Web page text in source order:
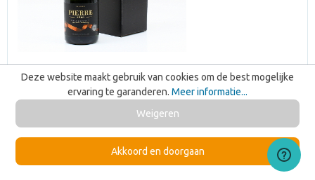
Deze website maakt gebruik van cookies om de best mogelijke
ervaring te garanderen. Meer informatie...
Weigeren
Akkoord en doorgaan